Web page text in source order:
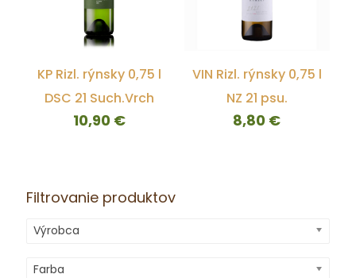
KP Rizl. rýnsky 0,75 l
DSC 21 Such.Vrch
10,90 €
VIN Rizl. rýnsky 0,75 l
NZ 21 psu.
8,80 €
Filtrovanie produktov
Výrobca
Farba